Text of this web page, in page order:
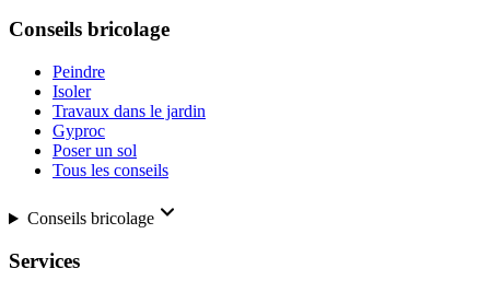
Conseils bricolage
Peindre
Isoler
Travaux dans le jardin
Gyproc
Poser un sol
Tous les conseils
Conseils bricolage
Services